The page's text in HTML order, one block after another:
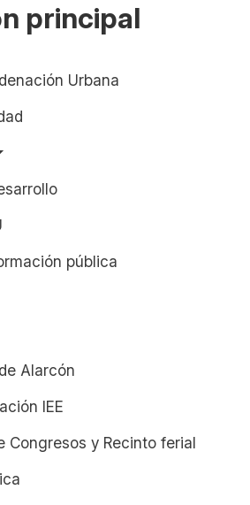
principal
Urbana
pública
Alarcón
IEE
Congresos y Recinto ferial